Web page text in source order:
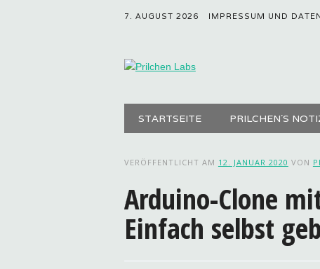
7. AUGUST 2026 IMPRESSUM UND
Hauptmenü
STARTSEITE PRILCHEN´S
VERÖFFENTLICHT AM 12. JANUAR 2020 VON
Arduino-Clone
Einfach selbst